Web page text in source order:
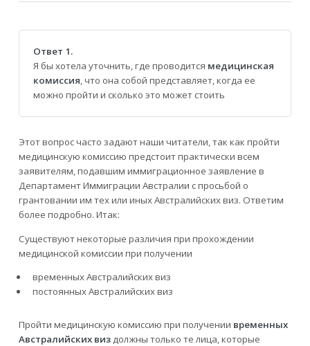
Ответ 1.
Я бы хотела уточнить, где проводится медицинская
комиссия , что она собой представляет, когда ее
можно пройти и сколько это может стоить
Этот вопрос часто задают наши читатели, так как пройти
медицинскую комиссию предстоит практически всем
заявителям, подавшим иммиграционное заявление в
Департамент Иммиграции Австралии с просьбой о
грантовании им тех или иных Австралийских виз. Ответим
более подробно. Итак:
Существуют некоторые различия при прохождении
медицинской комиссии при получении
временных Австралийских виз
постоянных Австралийских виз
Пройти медицинскую комиссию при получении временных
Австралийских виздолжны только те лица, которые